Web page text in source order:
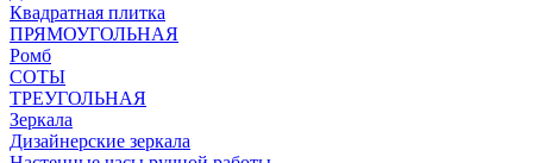
Квадратная плитка
ПРЯМОУГОЛЬНАЯ
Ромб
СОТЫ
ТРЕУГОЛЬНАЯ
Зеркала
Дизайнерские зеркала